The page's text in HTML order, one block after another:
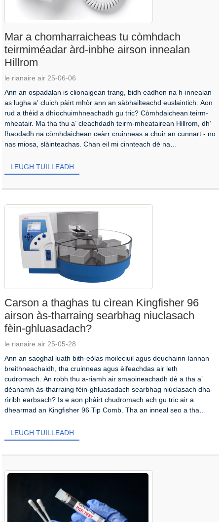
Mar a chomharraicheas tu còmhdach
teirmiméadar àrd-inbhe airson innealan
Hillrom
le rianaire air 25-06-06
Ann an ospadalan is clionaigean trang, bidh eadhon na h-innealan
as lugha a’ cluich pàirt mhòr ann an sàbhailteachd euslaintich. Aon
rud a thèid a dhìochuimhneachadh gu tric? Còmhdaichean teirm-
mheatair. Ma tha thu a’ cleachdadh teirm-mheatairean Hillrom, dh’
fhaodadh na còmhdaichean ceàrr cruinneas a chuir an cunnart - no
nas miosa, slàinteachas. Chan eil mi cinnteach dè na
LEUGH TUILLEADH
Carson a thaghas tu cìrean Kingfisher 96
airson às-tharraing searbhag niuclasach
fèin-ghluasadach?
le rianaire air 25-05-28
Ann an saoghal luath bith-eòlas moileciuil agus deuchainn-lannan
breithneachaidh, tha cruinneas agus èifeachdas air leth
cudromach. An robh thu a-riamh air smaoineachadh dè a tha a’
dèanamh às-tharraing fèin-ghluasadach searbhag niùclasach dha-
rìribh earbsach? Is e aon phàirt chudromach ach gu tric air a
dhearmad an Kingfisher 96 Tip Comb. Tha an inneal seo a tha
LEUGH TUILLEADH